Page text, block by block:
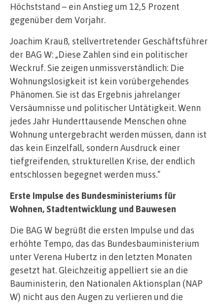
Höchststand – ein Anstieg um 12,5 Prozent
gegenüber dem Vorjahr.
Joachim Krauß, stellvertretender Geschäftsführer
der BAG W: „Diese Zahlen sind ein politischer
Weckruf. Sie zeigen unmissverständlich: Die
Wohnungslosigkeit ist kein vorübergehendes
Phänomen. Sie ist das Ergebnis jahrelanger
Versäumnisse und politischer Untätigkeit. Wenn
jedes Jahr Hunderttausende Menschen ohne
Wohnung untergebracht werden müssen, dann ist
das kein Einzelfall, sondern Ausdruck einer
tiefgreifenden, strukturellen Krise, der endlich
entschlossen begegnet werden muss.“
Erste Impulse des Bundesministeriums für
Wohnen, Stadtentwicklung und Bauwesen
Die BAG W begrüßt die ersten Impulse und das
erhöhte Tempo, das das Bundesbauministerium
unter Verena Hubertz in den letzten Monaten
gesetzt hat. Gleichzeitig appelliert sie an die
Bauministerin, den Nationalen Aktionsplan (NAP
W) nicht aus den Augen zu verlieren und die